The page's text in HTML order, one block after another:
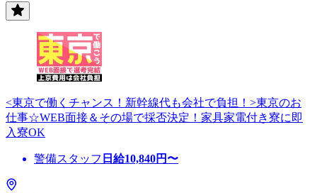
<東京で働くチャンス！新幹線代も会社で負担！>東京のお
仕事☆WEB面接＆その場で採否決定！家具家電付き寮に即
入寮OK
警備スタッフ 日給10,840円〜